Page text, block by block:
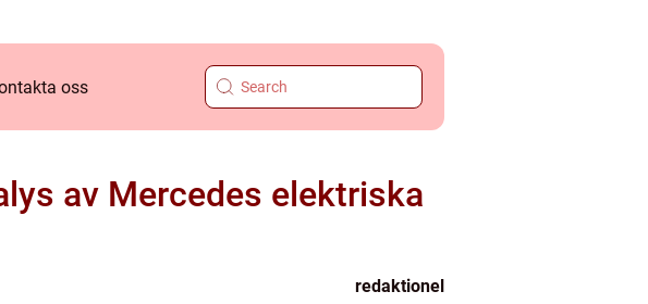
oss
av Mercedes elektriska
redaktionel